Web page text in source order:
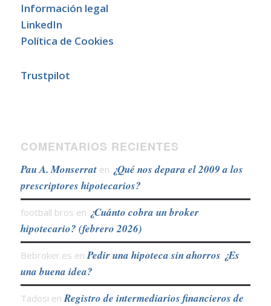
Información legal
LinkedIn
Política de Cookies
Trustpilot
COMENTARIOS RECIENTES
Pau A. Monserraten ¿Qué nos depara el 2009 a los
prescriptores hipotecarios?
football bros en ¿Cuánto cobra un broker
hipotecario? (febrero 2026)
Bebroker.es en Pedir una hipoteca sin ahorros ¿Es
una buena idea?
Tadosi en Registro de intermediarios financieros de